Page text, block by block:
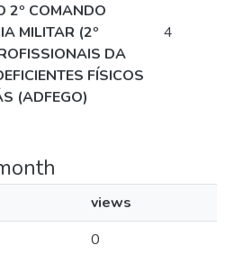
2º COMANDO
MILITAR (2º
DA
FÍSICOS
(ADFEGO)
4
views
0